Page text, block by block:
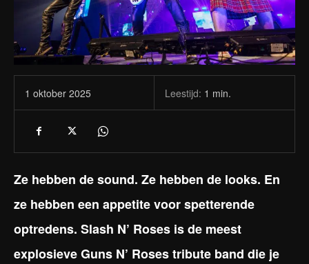
1 oktober 2025 Leestijd: 1 min.
Ze hebben de sound. Ze hebben de looks. En
ze hebben een appetite voor spetterende
optredens. Slash N’ Roses is de meest
explosieve Guns N’ Roses tribute band die je